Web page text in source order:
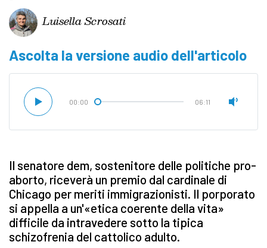
Luisella Scrosati
Ascolta la versione audio dell'articolo
00:00 06:11
Il senatore dem, sostenitore delle politiche pro-
aborto, riceverà un premio dal cardinale di
Chicago per meriti immigrazionisti. Il porporato
si appella a un'«etica coerente della vita»
difficile da intravedere sotto la tipica
schizofrenia del cattolico adulto.